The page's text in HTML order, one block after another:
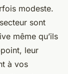
modeste.
sont
même qu’ils
leur
à vos